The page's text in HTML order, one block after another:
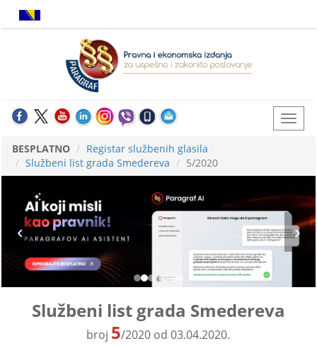
BESPLATNO
Registar službenih glasila
Službeni list grada Smedereva
5/2020
Službeni list grada Smedereva
broj 5/2020 od 03.04.2020.